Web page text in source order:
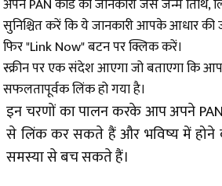
अपने PAN कार्ड की जानकारी जैसे जन्म तिथि,
सुनिश्चित करें कि ये जानकारी आपके आधार की
फिर "Link Now" बटन पर क्लिक करें।
स्क्रीन पर एक संदेश आएगा जो बताएगा कि
सफलतापूर्वक लिंक हो गया है।
इन चरणों का पालन करके आप अपने
से लिंक कर सकते हैं और भविष्य में होने
समस्या से बच सकते हैं।